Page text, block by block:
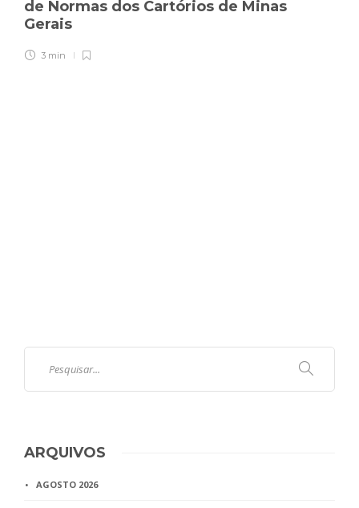
de Normas dos Cartórios de Minas
Gerais
3 min
ARQUIVOS
AGOSTO 2026